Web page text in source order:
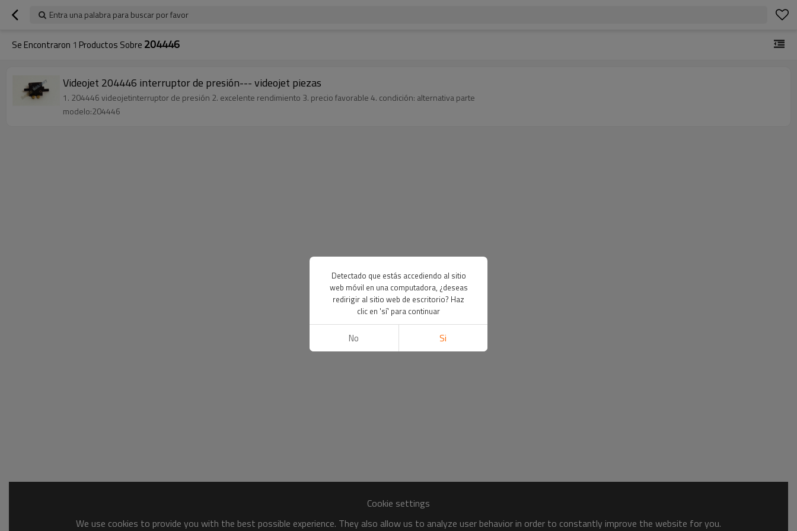
Entra una palabra para buscar por favor
Se Encontraron 1 Productos Sobre 204446
Videojet 204446 interruptor de presión--- videojet piezas
1. 204446 videojetinterruptor de presión 2. excelente rendimiento 3. precio favorable 4. condición: alternativa parte
modelo:204446
Cookie settings
We use cookies to provide you with the best possible experience. They also allow us to analyze user behavior in order to constantly improve the website for you.
Detectado que estás accediendo al sitio
web móvil en una computadora, ¿deseas
redirigir al sitio web de escritorio? Haz
clic en 'sí' para continuar
No Si